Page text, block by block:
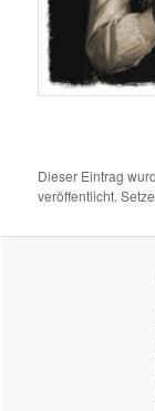
Dieser Eintrag
veröffentlicht.